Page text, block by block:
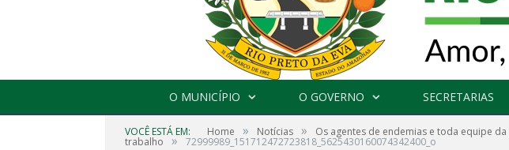
O MUNICÍPIO O GOVERNO SECRETARIAS
VOCÊ ESTÁ EM: Home » Notícias » Os agentes de endemias e toda equipe
trabalho » 72999989_151712472723818_5625430160074342400_o